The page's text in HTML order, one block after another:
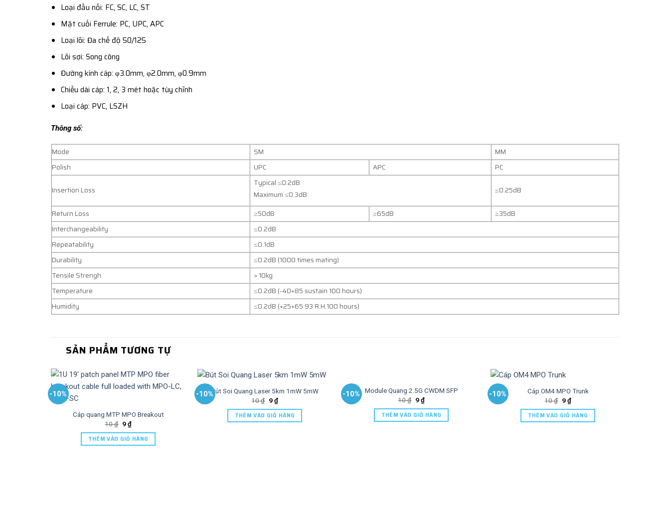
Loại đầu nối: FC, SC, LC, ST
Mặt cuối Ferrule: PC, UPC, APC
Loại lõi: Đa chế độ 50/125
Lõi sợi: Song công
Đường kính cáp: φ3.0mm, φ2.0mm, φ0.9mm
Chiều dài cáp: 1, 2, 3 mét hoặc tùy chỉnh
Loại cáp: PVC, LSZH
Thông số:
Mode SM
MM
Polish
UPC APC PC
Insertion Loss
Typical ≤0.2dB
Maximum ≤0.3dB
≤0.25dB
Return Loss ≥50dB ≥65dB
≥35dB
Interchangeability
≤0.2dB
Repeatability
≤0.1dB
Durability
≤0.2dB (1000 times mating)
Tensile Strengh
> 10kg
Temperature
≤0.2dB (-40+85 sustain 100 hours)
Humidity
≤0.2dB (+25+65 93 R.H.100 hours)
SẢN PHẨM TƯƠNG TỰ
-10%
Cáp quang MTP MPO Breakout
10₫ 9₫
THÊM VÀO GIỎ HÀNG
-10%Bút Soi Quang Laser 5km 1mW 5mW
10₫ 9₫
THÊM VÀO GIỎ HÀNG
-10%
Module Quang 2.5G CWDM SFP
10₫ 9₫
THÊM VÀO GIỎ HÀNG
-10%
Cáp OM4 MPO Trunk
10₫ 9₫
THÊM VÀO GIỎ HÀNG